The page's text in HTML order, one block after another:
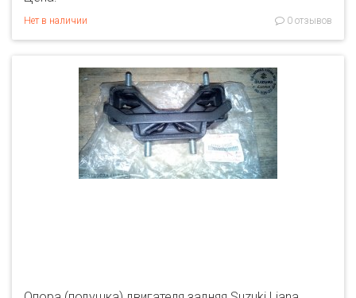
Нет в наличии 0 отзывов